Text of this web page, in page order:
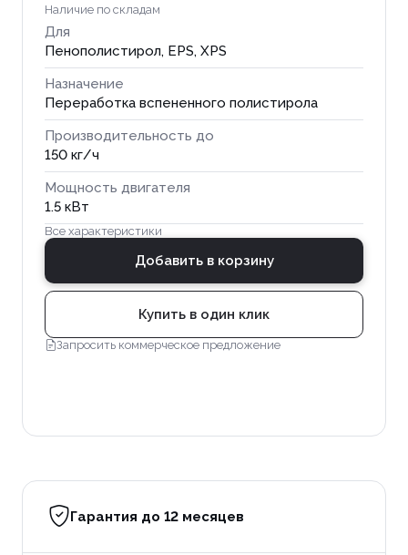
Наличие по складам
Для
Пенополистирол, EPS, XPS
Назначение
Переработка вспененного полистирола
Производительность до
150 кг/ч
Мощность двигателя
1.5 кВт
Все характеристики
Добавить в корзину
Купить в один клик
Запросить коммерческое предложение
Гарантия до 12 месяцев